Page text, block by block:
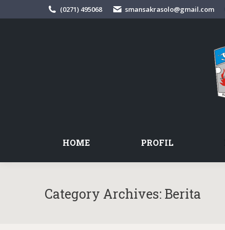
(0271) 495068 smansakrasolo@gmail.com
HOME PROFIL
Category Archives: Berita